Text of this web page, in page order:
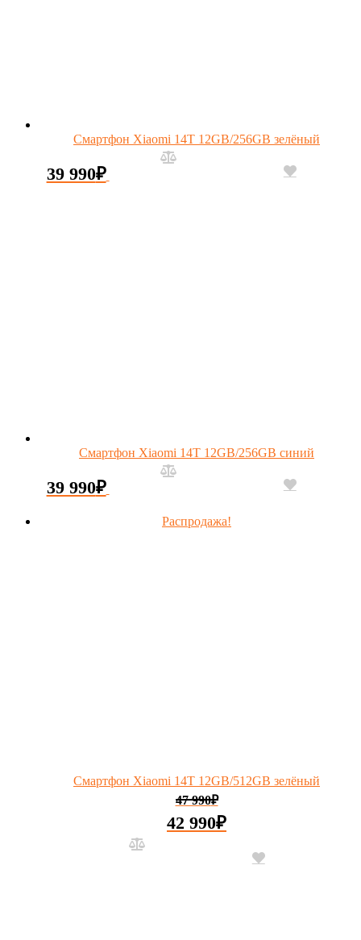
Смартфон Xiaomi 14T 12GB/256GB зелёный
39 990₽
Смартфон Xiaomi 14T 12GB/256GB синий
39 990₽
Распродажа!
Смартфон Xiaomi 14T 12GB/512GB зелёный
47 990₽
42 990₽